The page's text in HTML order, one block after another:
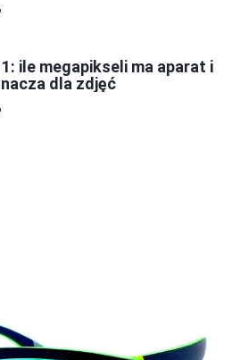
ile megapikseli ma aparat i
dla zdjęć